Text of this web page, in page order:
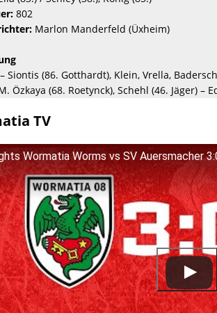
802
Marlon Manderfeld (Üxheim)
Siontis (86. Gotthardt), Klein, Vrella,
Özkaya (68. Roetynck), Schehl (46. Jäger) –
TV
Wormatia Worms vs SV Auersmacher